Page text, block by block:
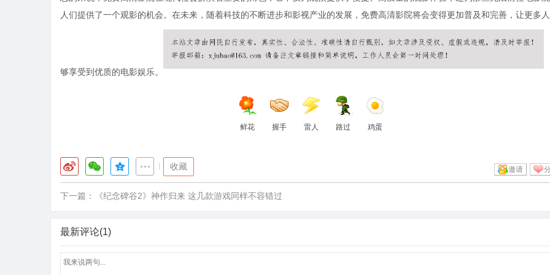
人们提供了一个观影的机会。在未来，随着科技的不断进步和影视产业的发展，免费高清影院将会变得更加普及和完善，让更多
够享受到优质的电影娱乐。
鲜花 握手 雷人 路过 鸡蛋
收藏 邀请
下一篇： 《纪念碑谷2》神作归来 这几款游戏同样不容错过
最新评论(1)